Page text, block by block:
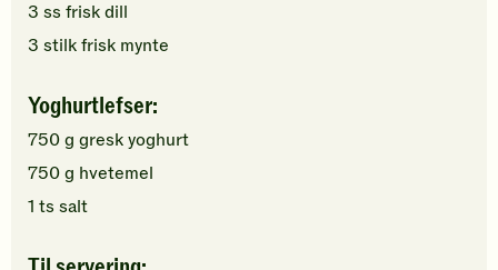
3 ss frisk dill
3 stilkfrisk mynte
Yoghurtlefser:
750g gresk yoghurt
750g hvetemel
1 ts salt